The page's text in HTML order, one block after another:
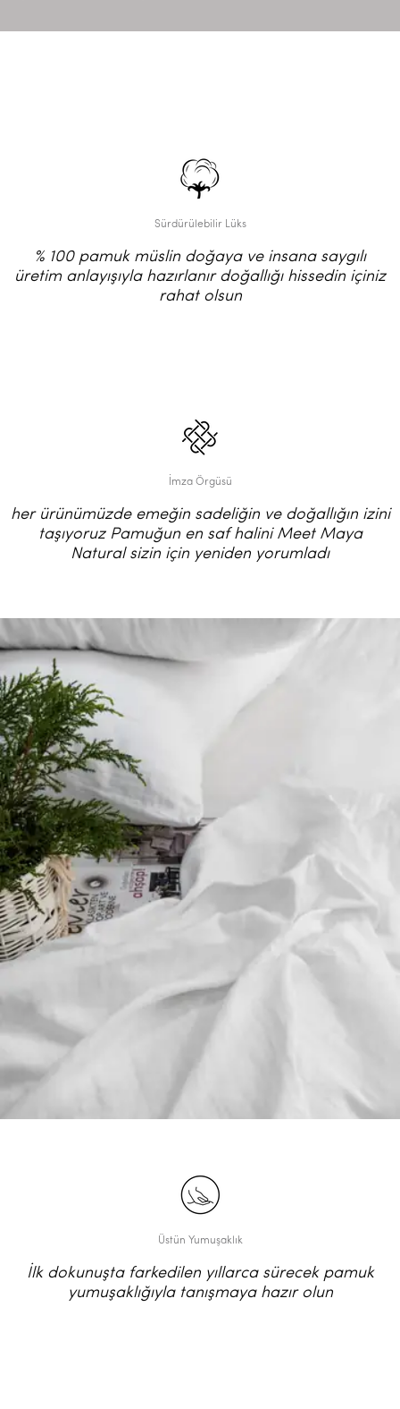
Sürdürülebilir Lüks
% 100 pamuk müslin doğaya ve insana saygılı
üretim anlayışıyla hazırlanır doğallığı hissedin içiniz
rahat olsun
İmza Örgüsü
her ürünümüzde emeğin sadeliğin ve doğallığın izini
taşıyoruz Pamuğun en saf halini Meet Maya
Natural sizin için yeniden yorumladı
Üstün Yumuşaklık
İlk dokunuşta farkedilen yıllarca sürecek pamuk
yumuşaklığıyla tanışmaya hazır olun